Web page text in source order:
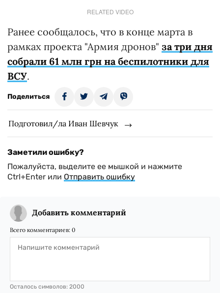
RELATED VIDEO
Ранее сообщалось, что в конце марта в
рамках проекта "Армия дронов" за три дня
собрали 61 млн грн на беспилотники для
ВСУ.
Поделиться
Подготовил/ла Иван Шевчук
Заметили ошибку?
Пожалуйста, выделите ее мышкой и нажмите
Ctrl+Enter или Отправить ошибку
Добавить комментарий
Всего комментариев: 0
Осталось символов: 2000